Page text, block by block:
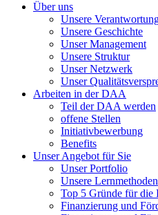
Über uns
Unsere
Unsere Geschichte
Unser Management
Unsere Struktur
Unser Netzwerk
Unser
Arbeiten in der DAA
Teil der DAA werden
offene Stellen
Initiativbewerbung
Benefits
Unser Angebot für Sie
Unser Portfolio
Unsere Lernmethoden
Top 5 Gründe für die
Finanzierung und